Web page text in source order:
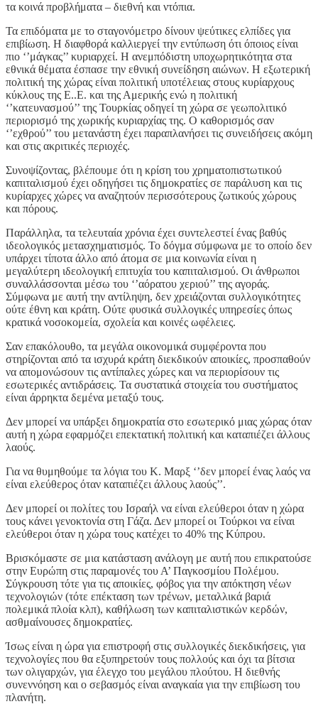
τα κοινά προβλήματα – διεθνή και ντόπια.
Τα επιδόματα με το σταγονόμετρο δίνουν ψεύτικες ελπίδες για
επιβίωση. Η διαφθορά καλλιεργεί την εντύπωση ότι όποιος είναι
πιο ‘’μάγκας’’ κυριαρχεί. Η ανεμπόδιστη υποχωρητικότητα στα
εθνικά θέματα έσπασε την εθνική συνείδηση αιώνων. Η εξωτερική
πολιτική της χώρας είναι πολιτική υποτέλειας στους κυρίαρχους
κύκλους της Ε..Ε. και της Αμερικής ενώ η πολιτική
‘’κατευνασμού’’ της Τουρκίας οδηγεί τη χώρα σε γεωπολιτικό
περιορισμό της χωρικής κυριαρχίας της. Ο καθορισμός σαν
‘’εχθρού’’ του μετανάστη έχει παραπλανήσει τις συνειδήσεις ακόμη
και στις ακριτικές περιοχές.
Συνοψίζοντας, βλέπουμε ότι η κρίση του χρηματοπιστωτικού
καπιταλισμού έχει οδηγήσει τις δημοκρατίες σε παράλυση και τις
κυρίαρχες χώρες να αναζητούν περισσότερους ζωτικούς χώρους
και πόρους.
Παράλληλα, τα τελευταία χρόνια έχει συντελεστεί ένας βαθύς
ιδεολογικός μετασχηματισμός. Το δόγμα σύμφωνα με το οποίο δεν
υπάρχει τίποτα άλλο από άτομα σε μια κοινωνία είναι η
μεγαλύτερη ιδεολογική επιτυχία του καπιταλισμού. Οι άνθρωποι
συναλλάσσονται μέσω του ‘’αόρατου χεριού’’ της αγοράς.
Σύμφωνα με αυτή την αντίληψη, δεν χρειάζονται συλλογικότητες
ούτε έθνη και κράτη. Ούτε φυσικά συλλογικές υπηρεσίες όπως
κρατικά νοσοκομεία, σχολεία και κοινές ωφέλειες.
Σαν επακόλουθο, τα μεγάλα οικονομικά συμφέροντα που
στηρίζονται από τα ισχυρά κράτη διεκδικούν αποικίες, προσπαθούν
να απομονώσουν τις αντίπαλες χώρες και να περιορίσουν τις
εσωτερικές αντιδράσεις. Τα συστατικά στοιχεία του συστήματος
είναι άρρηκτα δεμένα μεταξύ τους.
Δεν μπορεί να υπάρξει δημοκρατία στο εσωτερικό μιας χώρας όταν
αυτή η χώρα εφαρμόζει επεκτατική πολιτική και καταπιέζει άλλους
λαούς.
Για να θυμηθούμε τα λόγια του Κ. Μαρξ ‘’δεν μπορεί ένας λαός να
είναι ελεύθερος όταν καταπιέζει άλλους λαούς’’.
Δεν μπορεί οι πολίτες του Ισραήλ να είναι ελεύθεροι όταν η χώρα
τους κάνει γενοκτονία στη Γάζα. Δεν μπορεί οι Τούρκοι να είναι
ελεύθεροι όταν η χώρα τους κατέχει το 40% της Κύπρου.
Βρισκόμαστε σε μια κατάσταση ανάλογη με αυτή που επικρατούσε
στην Ευρώπη στις παραμονές του Α’ Παγκοσμίου Πολέμου.
Σύγκρουση τότε για τις αποικίες, φόβος για την απόκτηση νέων
τεχνολογιών (τότε επέκταση των τρένων, μεταλλικά βαριά
πολεμικά πλοία κλπ), καθήλωση των καπιταλιστικών κερδών,
ασθμαίνουσες δημοκρατίες.
Ίσως είναι η ώρα για επιστροφή στις συλλογικές διεκδικήσεις, για
τεχνολογίες που θα εξυπηρετούν τους πολλούς και όχι τα βίτσια
των ολιγαρχών, για έλεγχο του μεγάλου πλούτου. Η διεθνής
συνεννόηση και ο σεβασμός είναι αναγκαία για την επιβίωση του
πλανήτη.